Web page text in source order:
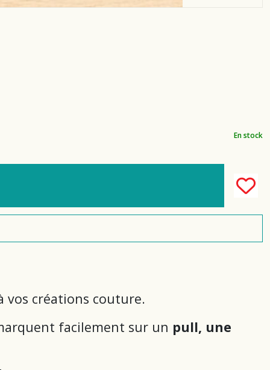
En stock
créations couture.
facilement sur un pull, une